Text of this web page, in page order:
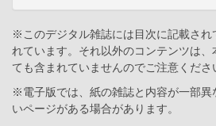
※このデジタル雑誌には目次に記載され
れています。それ以外のコンテンツは
ても含まれていませんのでご注意くださ
※電子版では、紙の雑誌と内容が一部異
いページがある場合があります。